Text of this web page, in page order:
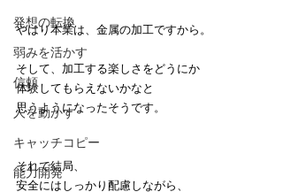
発想の転換
弱みを活かす
信頼
人を動かす
キャッチコピー
能力開発
やはり本業は、金属の加工ですから。
そして、加工する楽しさをどうにか
体験してもらえないかなと
思うようになったそうです。
それで結局、
安全にはしっかり配慮しながら、